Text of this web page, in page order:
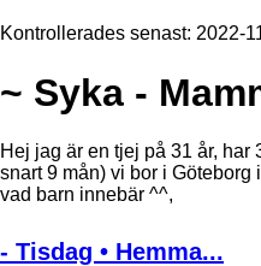
Kontrollerades senast: 2022-
~ Syka -
Hej jag är en tjej på 31 år, har
snart 9 mån) vi bor i
vad barn innebär ^^,
- Tisdag • Hemma...